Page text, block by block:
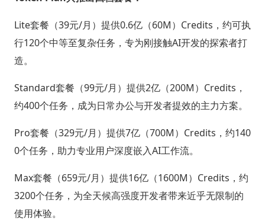
Lite套餐（39元/月）提供0.6亿（60M）Credits，约可执
行120个中等至复杂任务，专为刚接触AI开发的探索者打
造。
Standard套餐（99元/月）提供2亿（200M）Credits，
约400个任务，成为日常办公与开发者提效的主力方案。
Pro套餐（329元/月）提供7亿（700M）Credits，约140
0个任务，助力专业用户深度嵌入AI工作流。
Max套餐（659元/月）提供16亿（1600M）Credits，约
3200个任务，为全天候高强度开发者带来近乎无限制的
使用体验。